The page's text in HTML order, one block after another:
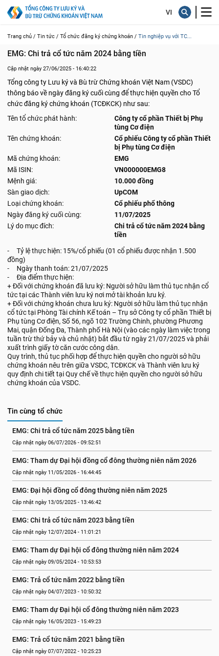
Trang chủ / Tin tức / Tổ chức đăng ký chứng khoán / Tin nghiệp vụ với TC...
EMG: Chi trả cổ tức năm 2024 bằng tiền
Cập nhật ngày 27/06/2025 - 16:40:22
Tổng công ty Lưu ký và Bù trừ Chứng khoán Việt Nam (VSDC)
thông báo về ngày đăng ký cuối cùng để thực hiện quyền cho Tổ
chức đăng ký chứng khoán (TCĐKCK) như sau:
Tên tổ chức phát hành:
Công ty cổ phần Thiết bị Phụ
tùng Cơ điện
Tên chứng khoán:
Cổ phiếu Công ty cổ phần Thiết
bị Phụ tùng Cơ điện
Mã chứng khoán:
EMG
Mã ISIN:
VN000000EMG8
Mệnh giá:
10.000 đồng
Sàn giao dịch:
UpCOM
Loại chứng khoán:
Cổ phiếu phổ thông
Ngày đăng ký cuối cùng:
11/07/2025
Lý do mục đích:
Chi trả cổ tức năm 2024 bằng
tiền
- Tỷ lệ thực hiện: 15%/cổ phiếu (01 cổ phiếu được nhận 1.500
đồng)
- Ngày thanh toán: 21/07/2025
- Địa điểm thực hiện:
+ Đối với chứng khoán đã lưu ký: Người sở hữu làm thủ tục nhận cổ
tức tại các Thành viên lưu ký nơi mở tài khoản lưu ký.
+ Đối với chứng khoán chưa lưu ký: Người sở hữu làm thủ tục nhận
cổ tức tại Phòng Tài chính Kế toán – Trụ sở Công ty cổ phần Thiết bị
Phụ tùng Cơ điện, Số 56, ngõ 102 Trường Chinh, phường Phương
Mai, quận Đống Đa, Thành phố Hà Nội (vào các ngày làm việc trong
tuần trừ thứ bảy và chủ nhật) bắt đầu từ ngày 21/07/2025 và phải
xuất trình giấy tờ căn cước công dân.
Quy trình, thủ tục phối hợp để thực hiện quyền cho người sở hữu
chứng khoán nêu trên giữa VSDC, TCĐKCK và Thành viên lưu ký
quy định chi tiết tại Quy chế về thực hiện quyền cho người sở hữu
chứng khoán của VSDC.
Tin cùng tổ chức
EMG: Chi trả cổ tức năm 2025 bằng tiền
Cập nhật ngày 06/07/2026 - 09:52:51
EMG: Tham dự Đại hội đồng cổ đông thường niên năm 2026
Cập nhật ngày 11/05/2026 - 16:44:45
EMG: Đại hội đồng cổ đông thường niên năm 2025
Cập nhật ngày 13/05/2025 - 13:46:42
EMG: Chi trả cổ tức năm 2023 bằng tiền
Cập nhật ngày 12/07/2024 - 11:01:21
EMG: Tham dự Đại hội cổ đông thường niên năm 2024
Cập nhật ngày 09/05/2024 - 10:53:53
EMG: Trả cổ tức năm 2022 bằng tiền
Cập nhật ngày 04/07/2023 - 10:50:32
EMG: Tham dự Đại hội cổ đông thường niên năm 2023
Cập nhật ngày 16/05/2023 - 15:49:23
EMG: Trả cổ tức năm 2021 bằng tiền
Cập nhật ngày 07/07/2022 - 10:25:23